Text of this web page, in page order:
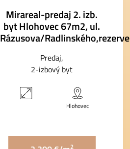
Mirareal-predaj 2. izb.
byt Hlohovec 67m2, ul.
Rázusova/Radlinského,rezerve
Predaj
2-izbový byt
Hlohovec
2